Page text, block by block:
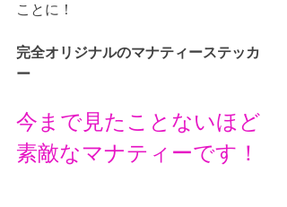
ことに！
完全オリジナルのマナティーステッカ
ー
今まで見たことないほど
素敵なマナティーです！